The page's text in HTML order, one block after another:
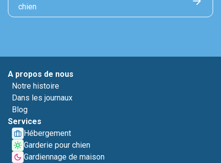
chien
A propos de nous
Notre histoire
Dans les journaux
Blog
Services
Hébergement
Garderie pour chien
Gardiennage de maison